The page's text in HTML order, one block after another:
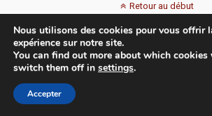
Retour au début
Mobile
Nous utilisons des cookies pour vous offrir
expérience sur notre site.
You can find out more about which cookies
switch them off in settings.
Accepter